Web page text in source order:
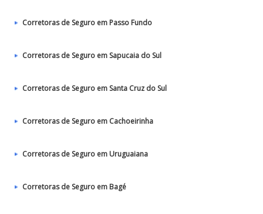
Corretoras de Seguro em Passo Fundo
Corretoras de Seguro em Sapucaia do Sul
Corretoras de Seguro em Santa Cruz do Sul
Corretoras de Seguro em Cachoeirinha
Corretoras de Seguro em Uruguaiana
Corretoras de Seguro em Bagé